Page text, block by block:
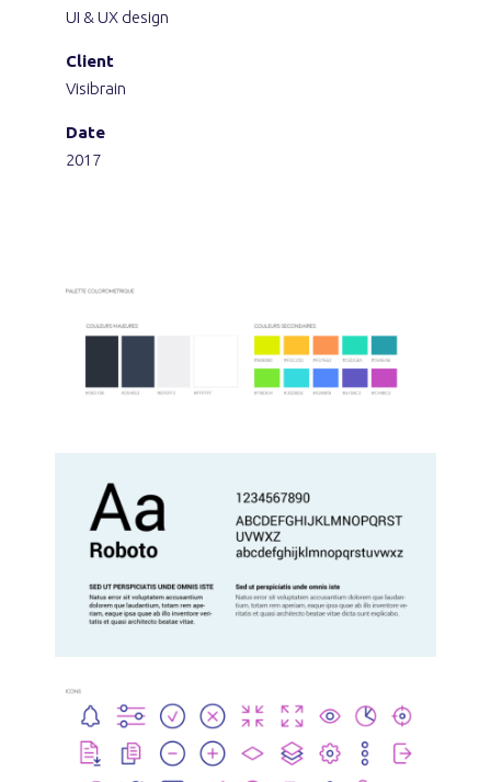
UI & UX design
Client
Visibrain
Date
2017